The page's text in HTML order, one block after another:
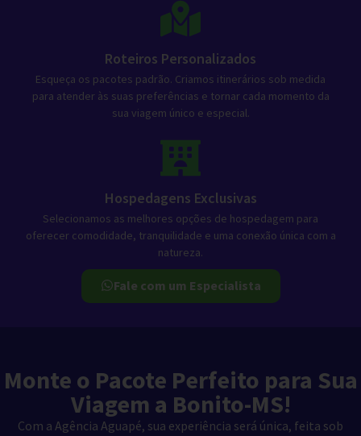
Roteiros Personalizados
Esqueça os pacotes padrão. Criamos itinerários sob medida
para atender às suas preferências e tornar cada momento da
sua viagem único e especial.
Hospedagens Exclusivas
Selecionamos as melhores opções de hospedagem para
oferecer comodidade, tranquilidade e uma conexão única com a
natureza.
Fale com um Especialista
Monte o Pacote Perfeito para Sua
Viagem a Bonito-MS!
Com a Agência Aguapé, sua experiência será única, feita sob